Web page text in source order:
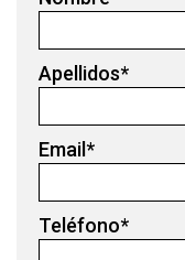
Apellidos*
Email*
Teléfono*